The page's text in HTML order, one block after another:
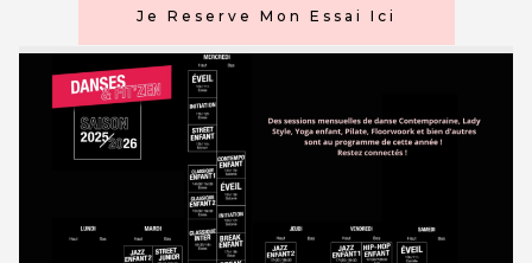
Je Reserve Mon Essai Ici